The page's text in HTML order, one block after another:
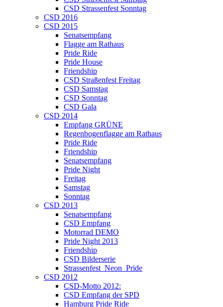
CSD Strassenfest Sonntag
CSD 2016
CSD 2015
Senatsempfang
Flagge am Rathaus
Pride Ride
Pride House
Friendship
CSD Straßenfest Freitag
CSD Samstag
CSD Sonntag
CSD Gala
CSD 2014
Empfang GRÜNE
Regenbogenflagge am Rathaus
Pride Ride
Friendship
Senatsempfang
Pride Night
Freitag
Samstag
Sonntag
CSD 2013
Senatsempfang
CSD Empfang
Motorrad DEMO
Pride Night 2013
Friendship
CSD Bilderserie
Strassenfest_Neon_Pride
CSD 2012
CSD-Motto 2012:
CSD Empfang der SPD
Hamburg Pride Ride